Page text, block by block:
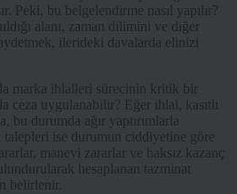
Peki, bu belgelendirme nasıl yapılır?
alanı, zaman dilimini ve diğer
ilerideki davalarda elinizi
marka ihlalleri sürecinin kritik bir
ceza uygulanabilir? Eğer ihlal, kasıtlı
bu durumda ağır yaptırımlarla
talepleri ise durumun ciddiyetine göre
manevi zararlar ve haksız kazanç
hesaplanan tazminat
belirlenir.